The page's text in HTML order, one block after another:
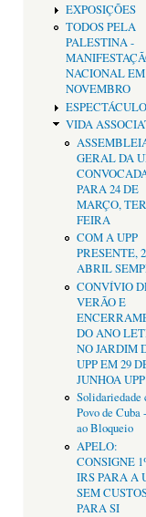
EXPOSIÇÕES
TODOS PELA
PALESTINA -
NACIONAL EM
NOVEMBRO
VIDA
GERAL DA
PARA 24 DE
MARÇO,
FEIRA
COM A UPP
PRESENTE,
ABRIL
CONVÍVIO
VERÃO E
DO ANO
NO JARDIM
UPP EM 29
JUNHOA UPP
Solidariedade
Povo de Cuba
ao Bloqueio
APELO:
CONSIGNE
IRS PARA A
SEM
PARA SI